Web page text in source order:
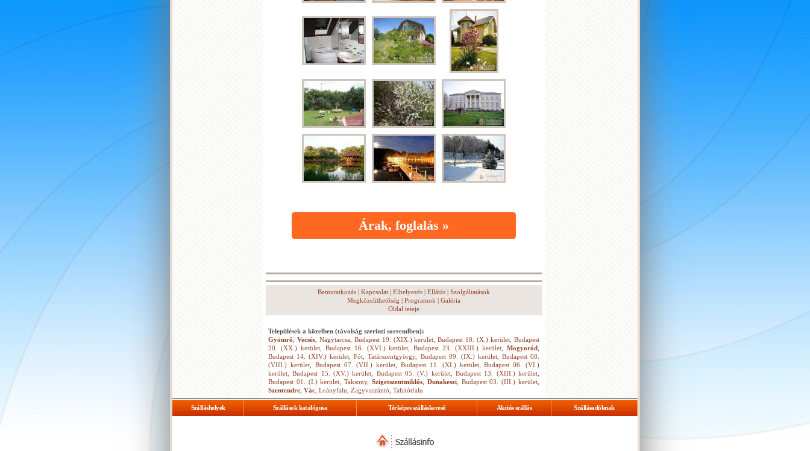
Árak, foglalás »
Bemutatkozás | Kapcsolat | Elhelyezés | Ellátás | Szolgáltatások
Megközelíthetőség | Programok | Galéria
Oldal teteje
Települések a közelben (távolság szerinti sorrendben):
Gyömrő
Vecsés, Nagytarcsa, Budapest 19. (XIX.) kerület ,Budapest 10. (X.) kerület ,Budapest
20. (XX.) kerület, Budapest 16. (XVI.) kerület ,Budapest 23. (XXIII.) kerület ,Mogyoród
Budapest 14. (XIV.) kerület ,Fót ,Tatárszentgyörgy, Budapest 09. (IX.) kerület, Budapest 08.
(VIII.) kerület, Budapest 07. (VII.) kerület ,Budapest 11. (XI.) kerület,Budapest 06. (VI.)
kerület ,Budapest 15. (XV.) kerület Budapest 05. (V.) kerület,Budapest 13. (XIII.) kerület
Budapest 01. (I.) kerület ,Taksony,Szigetszentmiklós Dunakeszi, Budapest 03. (III.) kerület
Szentendre Vác Leányfalu Zagyvaszántó Tahitótfalu
Szálláshelyek Szállások katalógusa Térképes szálláskereső Akciós szállás Szállásadóknak